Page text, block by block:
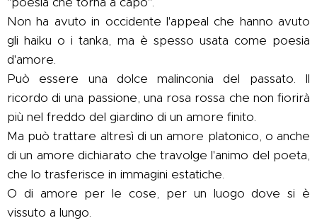
Non ha avuto in occidente l'appeal che hanno avuto
gli haiku o i tanka, ma è spesso usata come poesia
d'amore.
Può essere una dolce malinconia del passato. Il
ricordo di una passione, una rosa rossa che non fiorirà
più nel freddo del giardino di un amore finito.
Ma può trattare altresì di un amore platonico, o anche
di un amore dichiarato che travolge l'animo del poeta,
che lo trasferisce in immagini estatiche.
O di amore per le cose, per un luogo dove si è
vissuto a lungo.